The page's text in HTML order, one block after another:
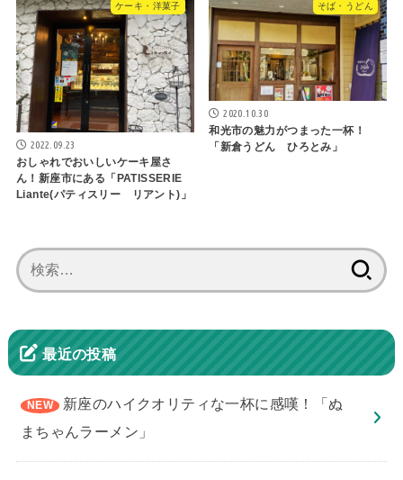
ケーキ・洋菓子
2022.09.23
おしゃれでおいしいケーキ屋さ
ん！新座市にある「PATISSERIE
Liante(パティスリー リアント)」
そば・うどん
2020.10.30
和光市の魅力がつまった一杯！
「新倉うどん ひろとみ」
索:
最近の投稿
新座のハイクオリティな一杯に感嘆！「ぬ
まちゃんラーメン」